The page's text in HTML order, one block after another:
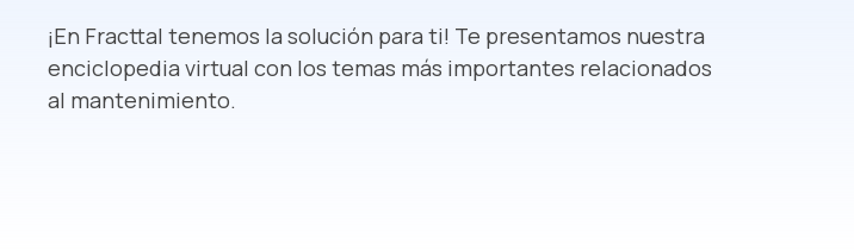
¡En Fracttal tenemos la solución para ti! Te presentamos nuestra
enciclopedia virtual con los temas más importantes relacionados
al mantenimiento.